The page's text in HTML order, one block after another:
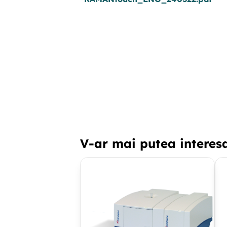
V-ar mai putea